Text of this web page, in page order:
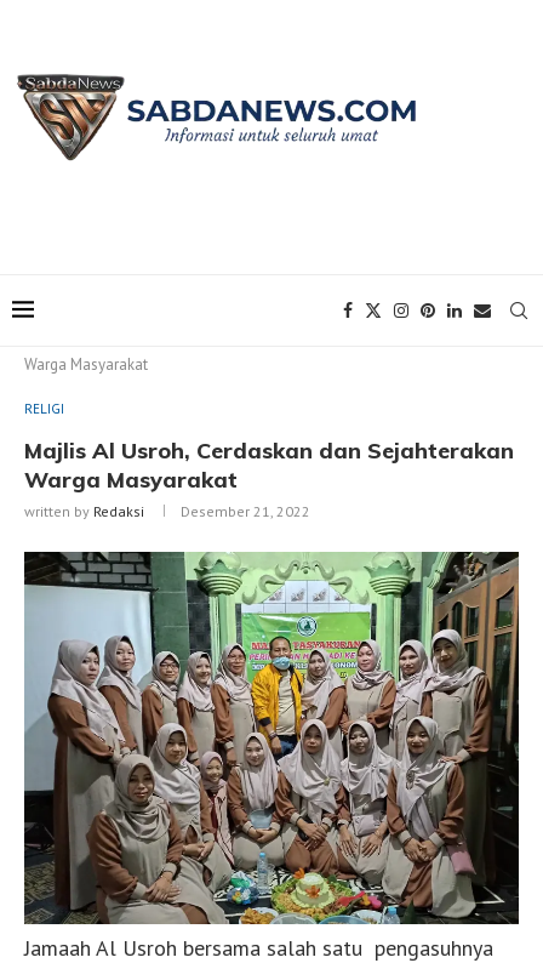
Warga Masyarakat
RELIGI
Majlis Al Usroh, Cerdaskan dan Sejahterakan
Warga Masyarakat
written by Redaksi Desember 21, 2022
Jamaah Al Usroh bersama salah satu pengasuhnya